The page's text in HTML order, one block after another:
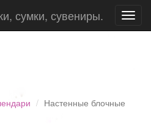
сумки, сувениры.
Настенные блочные